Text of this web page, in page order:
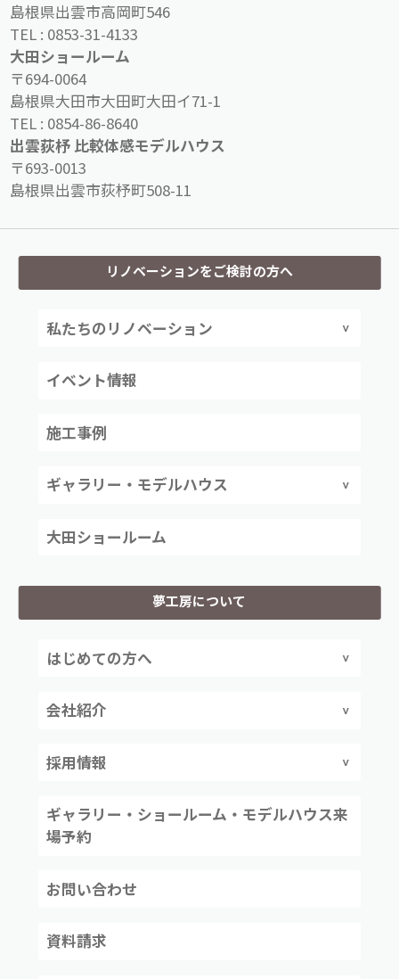
島根県出雲市高岡町546
TEL : 0853-31-4133
大田ショールーム
〒694-0064
島根県大田市大田町大田イ71-1
TEL : 0854-86-8640
出雲荻杼 比較体感モデルハウス
〒693-0013
島根県出雲市荻杼町508-11
リノベーションをご検討の方へ
私たちのリノベーション
イベント情報
施工事例
ギャラリー・モデルハウス
大田ショールーム
夢工房について
はじめての方へ
会社紹介
採用情報
ギャラリー・ショールーム・モデルハウス来
場予約
お問い合わせ
資料請求